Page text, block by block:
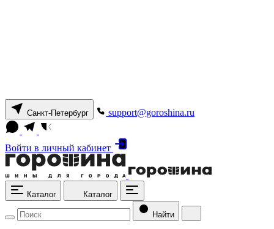
Санкт-Петербург support@goroshina.ru
Войти в личный кабинет
Каталог Каталог
Найти